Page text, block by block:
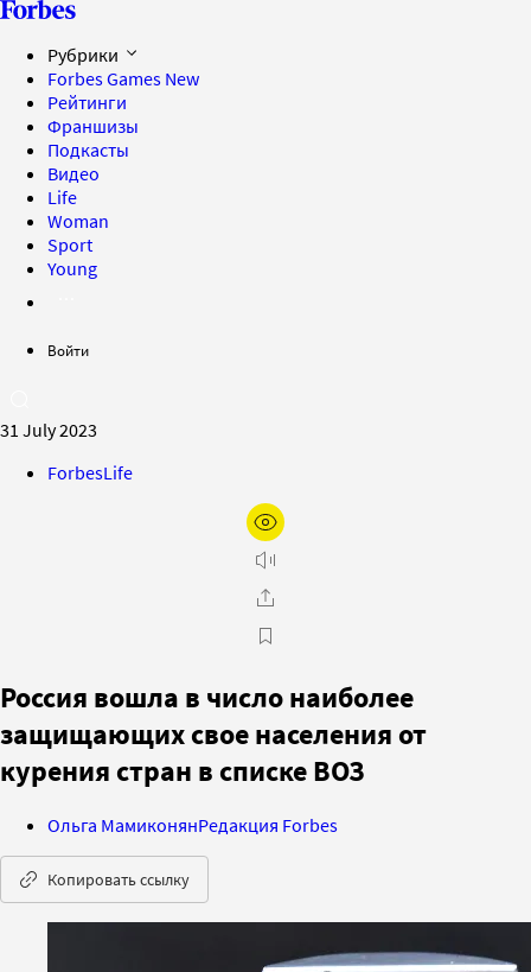
Рубрики
Forbes Games New
Рейтинги
Франшизы
Подкасты
Видео
Life
Woman
Sport
Young
Войти
31 July 2023
ForbesLife
Россия вошла в число наиболее
защищающих свое населения от
курения стран в списке ВОЗ
Ольга МамиконянРедакция Forbes
Копировать ссылку